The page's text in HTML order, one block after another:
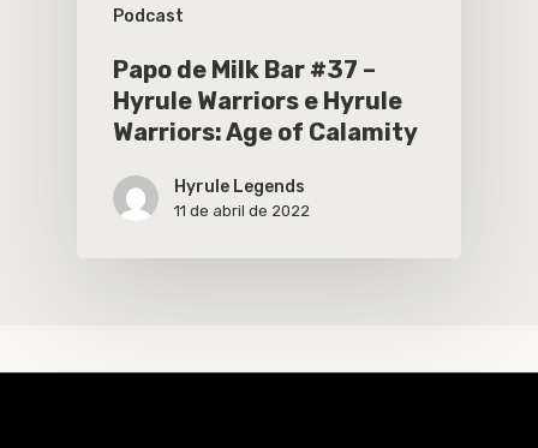
Podcast
Papo de Milk Bar #37 –
Hyrule Warriors e Hyrule
Warriors: Age of Calamity
Hyrule Legends
11 de abril de 2022